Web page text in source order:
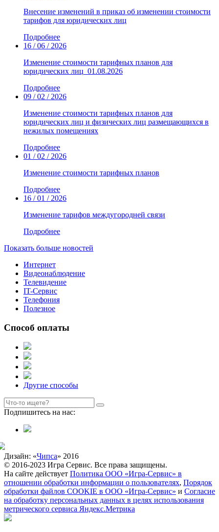
Внесение изменений в приказ об изменении стоимости
тарифов для юридических лиц
Подробнее
16 / 06 / 2026
Изменение стоимости тарифных планов для
юридических лиц_01.08.2026
Подробнее
09 / 02 / 2026
Изменение стоимости тарифных планов для
юридических лиц и физических лиц размещающихся в
нежилых помещениях
Подробнее
01 / 02 / 2026
Изменение стоимости тарифных планов
Подробнее
16 / 01 / 2026
Изменение тарифов междугородней связи
Подробнее
Показать больше новостей
Интернет
Видеонаблюдение
Телевидение
IT-Сервис
Телефония
Полезное
Способ оплаты
Другие способы
Подпишитесь на нас:
Дизайн: «Чипса» 2016
© 2016-2023 Игра Сервис. Все права защищены.
На сайте действует Политика ООО «Игра-Сервис» в
отношении обработки информации о пользователях, Порядок
обработки файлов COOKIE в ООО «Игра-Сервис» и Согласие
на обработку персональных данных в целях использования
метрического сервиса Яндекс.Метрика